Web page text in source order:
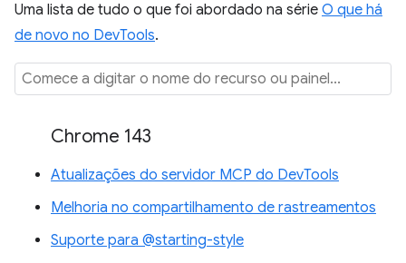
Uma lista de tudo o que foi abordado na série O que há
de novo no DevTools.
Chrome 143
Atualizações do servidor MCP do DevTools
Melhoria no compartilhamento de rastreamentos
Suporte para @starting-style